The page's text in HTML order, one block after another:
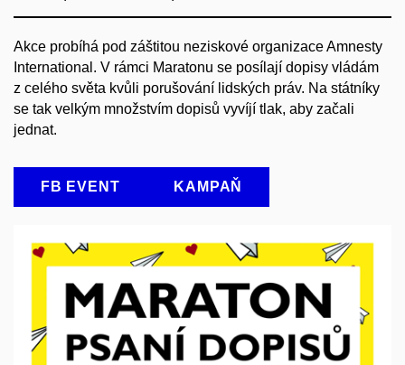
Akce probíhá pod záštitou neziskové organizace Amnesty
International. V rámci Maratonu se posílají dopisy vládám
z celého světa kvůli porušování lidských práv. Na státníky
se tak velkým množstvím dopisů vyvíjí tlak, aby začali
jednat.
FB EVENT KAMPAŇ